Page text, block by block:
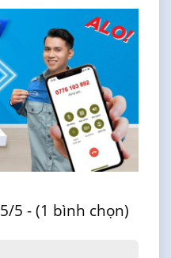
5/5 - (1 bình chọn)